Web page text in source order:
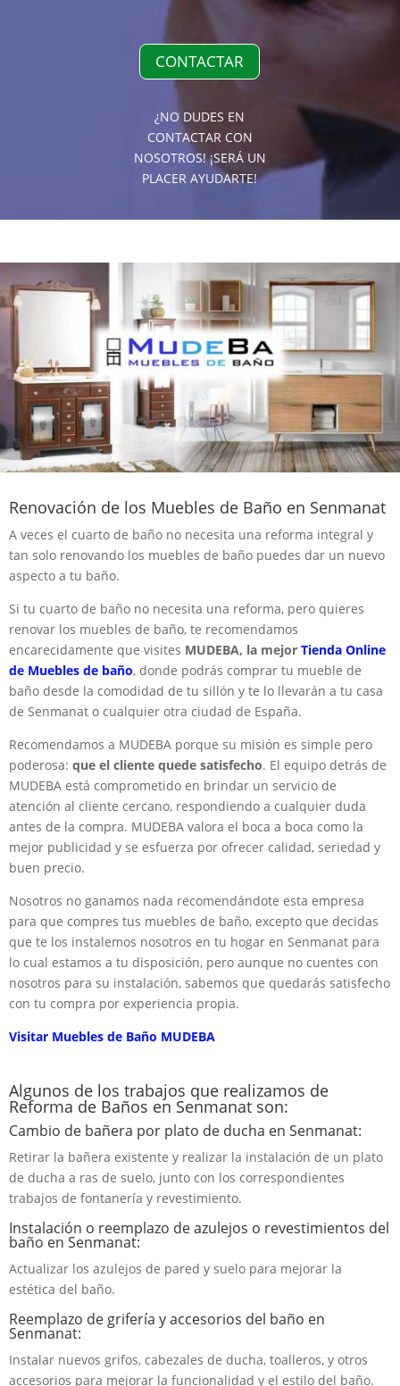
CONTACTAR
¿NO DUDES EN
CONTACTAR CON
NOSOTROS! ¡SERÁ UN
PLACER AYUDARTE!
Renovación de los Muebles de Baño en Senmanat
A veces el cuarto de baño no necesita una reforma integral y
tan solo renovando los muebles de baño puedes dar un nuevo
aspecto a tu baño.
Si tu cuarto de baño no necesita una reforma, pero quieres
renovar los muebles de baño, te recomendamos
encarecidamente que visites MUDEBA, la mejor Tienda Online
de Muebles de baño, donde podrás comprar tu mueble de
baño desde la comodidad de tu sillón y te lo llevarán a tu casa
de Senmanat o cualquier otra ciudad de España.
Recomendamos a MUDEBA porque su misión es simple pero
poderosa: que el cliente quede satisfecho. El equipo detrás de
MUDEBA está comprometido en brindar un servicio de
atención al cliente cercano, respondiendo a cualquier duda
antes de la compra. MUDEBA valora el boca a boca como la
mejor publicidad y se esfuerza por ofrecer calidad, seriedad y
buen precio.
Nosotros no ganamos nada recomendándote esta empresa
para que compres tus muebles de baño, excepto que decidas
que te los instalemos nosotros en tu hogar en Senmanat para
lo cual estamos a tu disposición, pero aunque no cuentes con
nosotros para su instalación, sabemos que quedarás satisfecho
con tu compra por experiencia propia.
Visitar Muebles de Baño MUDEBA
Algunos de los trabajos que realizamos de
Reforma de Baños en Senmanat son:
Cambio de bañera por plato de ducha en Senmanat:
Retirar la bañera existente y realizar la instalación de un plato
de ducha a ras de suelo, junto con los correspondientes
trabajos de fontanería y revestimiento.
Instalación o reemplazo de azulejos o revestimientos del
baño en Senmanat:
Actualizar los azulejos de pared y suelo para mejorar la
estética del baño.
Reemplazo de grifería y accesorios del baño en
Senmanat:
Instalar nuevos grifos, cabezales de ducha, toalleros, y otros
accesorios para mejorar la funcionalidad y el estilo del baño.